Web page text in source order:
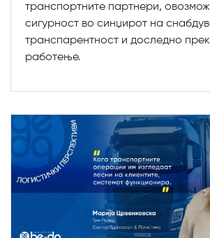
транспортните партнери,
сигурност во синџирот на
транспарентност и доследно
работење.